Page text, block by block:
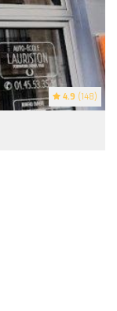
4.9 (148)